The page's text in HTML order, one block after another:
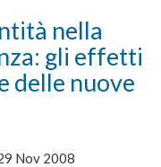
nella
gli effetti
delle nuove
Nov 2008